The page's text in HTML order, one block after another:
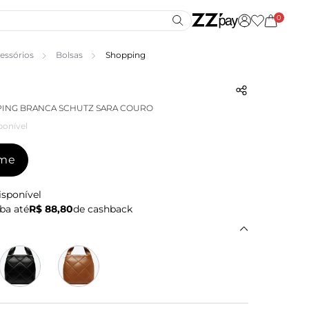
0
Bolsas Shopping
BRANCA SCHUTZ SARA COURO
atéR$ 88,80de cashback